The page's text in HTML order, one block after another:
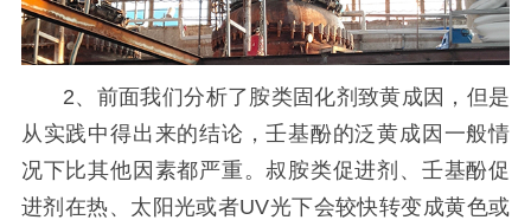
2、前面我们分析了胺类固化剂致黄成因，但是
从实践中得出来的结论，壬基酚的泛黄成因一般情
况下比其他因素都严重。叔胺类促进剂、壬基酚促
进剂在热、太阳光或者UV光下会较快转变成黄色或